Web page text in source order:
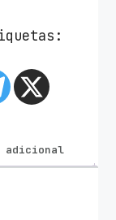
adicional